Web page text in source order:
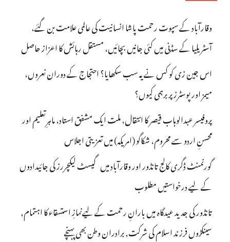
وقارآباد کے سپوت رحمت پاشا انسانیت کی عالمی علامت بن گئے،
آسٹریلیا کے سڈنی میں کئی جانیں بچائیں، مستقل رہائش کا اعزاز حاصل
اس جین زی کو کس نے یہ سب سکھایا؟ احتجاج کے دوران نعروں،
میمز اور پوسٹرز پر برہمی کیوں؟
پروفیسر عبدالوہاب قیصر کا انتقال، ملت ایک مشفق استاد، ماہرِتعلیم اور
محسنِ اردو سے محروم، شکاگو (امریکہ) میں تعزیتی اجلاس
گورنمنٹ ڈگری کالج تانڈور اور وقارآباد میں گیسٹ لیکچررز کی جائیدادوں
کے لیے درخواستیں مطلوب
تانڈور کی جدید عیدگاہ میں بارانِ رحمت کے لیےنمازِ استسقاء کا اہتمام,
سینکڑوں فرزند اسلام کی شرکت, برادران وطن بھی پہنچے